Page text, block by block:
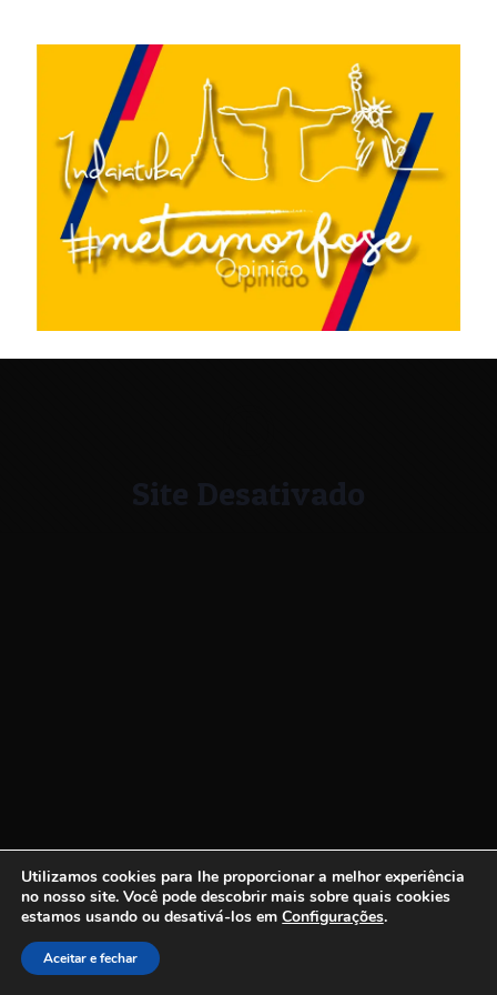
Site Desativado
Utilizamos cookies para lhe proporcionar a melhor experiência
no nosso site. Você pode descobrir mais sobre quais cookies
estamos usando ou desativá-los em Configurações.
Aceitar e fechar